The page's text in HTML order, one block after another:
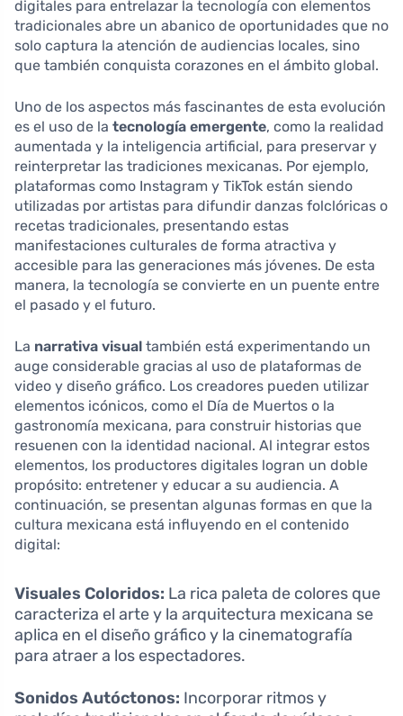
digitales para entrelazar la tecnología con elementos
tradicionales abre un abanico de oportunidades que no
solo captura la atención de audiencias locales, sino
que también conquista corazones en el ámbito global.
Uno de los aspectos más fascinantes de esta evolución
es el uso de la tecnología emergente, como la realidad
aumentada y la inteligencia artificial, para preservar y
reinterpretar las tradiciones mexicanas. Por ejemplo,
plataformas como Instagram y TikTok están siendo
utilizadas por artistas para difundir danzas folclóricas o
recetas tradicionales, presentando estas
manifestaciones culturales de forma atractiva y
accesible para las generaciones más jóvenes. De esta
manera, la tecnología se convierte en un puente entre
el pasado y el futuro.
La narrativa visual también está experimentando un
auge considerable gracias al uso de plataformas de
video y diseño gráfico. Los creadores pueden utilizar
elementos icónicos, como el Día de Muertos o la
gastronomía mexicana, para construir historias que
resuenen con la identidad nacional. Al integrar estos
elementos, los productores digitales logran un doble
propósito: entretener y educar a su audiencia. A
continuación, se presentan algunas formas en que la
cultura mexicana está influyendo en el contenido
digital:
Visuales Coloridos: La rica paleta de colores que
caracteriza el arte y la arquitectura mexicana se
aplica en el diseño gráfico y la cinematografía
para atraer a los espectadores.
Sonidos Autóctonos: Incorporar ritmos y